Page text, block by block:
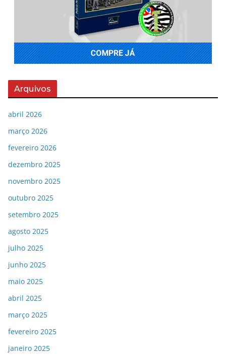
Arquivos
abril 2026
março 2026
fevereiro 2026
dezembro 2025
novembro 2025
outubro 2025
setembro 2025
agosto 2025
julho 2025
junho 2025
maio 2025
abril 2025
março 2025
fevereiro 2025
janeiro 2025